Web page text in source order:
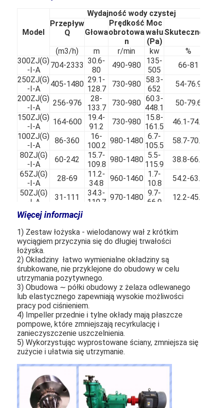
Model
Wydajność wody czystej
Przepływ
Q
Głowa
Prędkość
obrotowa
n
Moc
wału
(Pa)
Skuteczność
(m3/h) m r/min kw
%
300ZJ(G)
-I-A
704-2333 30.6-
80
490-980
135-
505
66-81
250ZJ(G)
-I-A
405-1480 29.1-
128.7
730-980 58.3-
652
54-76.9
200ZJ(G)
-I-A
256-976
28-
133.7
730-980 60.3-
448.1
50-79.6
150ZJ(G)
-I-A
164-600
19.4-
91.2
730-980 15.8-
161.5
46.1-74.6
100ZJ(G)
-I-A
86-360
16-
100.2
980-1480 6.7-
105.5
58.7-70.4
80ZJ(G)
-I-A
60-242
15.7-
109.8
980-1480 5.5-
115.9
38.8-66.7
65ZJ(G)
-I-A
28-69
11.2-
34.8
960-1460 1.7-
10.8
54.2-63.5
50ZJ(G)
-I-A
31-111
34.3-
110.7
970-1480 9.7-
66.9
12.2-45.1
40ZJ(G)
-I-A
9-23
Więcej informacji
1) Zestaw łożyska - wielodanowy wał z krótkim
wyciągiem przyczynia się do długiej trwałości
łożyska.
2) Okładziny ️ łatwo wymienialne okładziny są
śrubkowane, nie przyklejone do obudowy w celu
utrzymania pozytywnego.
3) Obudowa ∼ półki obudowy z żelaza odlewanego
lub elastycznego zapewniają wysokie możliwości
pracy pod ciśnieniem.
4) Impeller przednie i tylne okłady mają płaszcze
pompowe, które zmniejszają recyrkulację i
zanieczyszczenie uszczelnienia.
5) Wykorzystując wyprostowane ściany, zmniejsza się
zużycie i ułatwia się utrzymanie.